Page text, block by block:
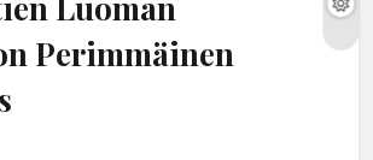
Perimmäinen